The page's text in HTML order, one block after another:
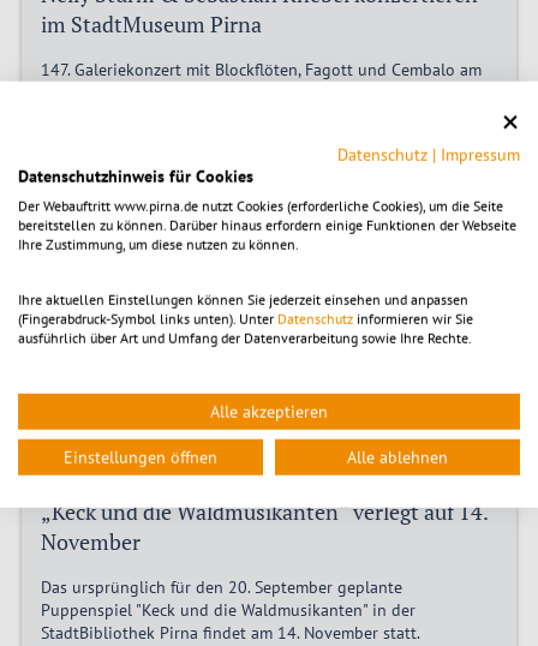
im StadtMuseum Pirna
147. Galeriekonzert mit Blockflöten, Fagott und Cembalo am
22.09.2025
Restkarten-Alarm für Thorsten Kutschke in der
Von der Sächsischen Schweiz in die Berge der Welt: TV-
Moderator Thorsten Kutschke ist am Freitagabend zu Gast in
„Keck und die Waldmusikanten“ verlegt auf 14.
November
Das ursprünglich für den 20. September geplante
Puppenspiel "Keck und die Waldmusikanten" in der
StadtBibliothek Pirna findet am 14. November statt.
Datenschutz | Impressum
Datenschutzhinweis für Cookies
Der Webauftritt www.pirna.de nutzt Cookies (erforderliche Cookies), um die Seite
bereitstellen zu können. Darüber hinaus erfordern einige Funktionen der Webseite
Ihre Zustimmung, um diese nutzen zu können.
Ihre aktuellen Einstellungen können Sie jederzeit einsehen und anpassen
(Fingerabdruck-Symbol links unten). Unter Datenschutz informieren wir Sie
ausführlich über Art und Umfang der Datenverarbeitung sowie Ihre Rechte.
Alle akzeptieren
Einstellungen öffnen Alle ablehnen